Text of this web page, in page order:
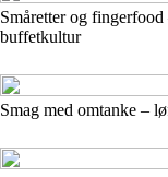
Småretter og
buffetkultur
Smag med omtanke –